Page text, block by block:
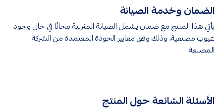
الضمان وخدمة الصيانة
يأتي هذا المنتج مع ضمان يشمل الصيانة المنزلية مجانًا في حال وجود
عيوب مصنعية، وذلك وفق معايير الجودة المعتمدة من الشركة
المصنعة.
الأسئلة الشائعة حول المنتج